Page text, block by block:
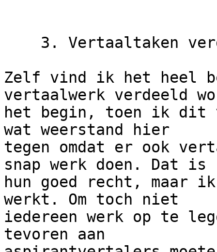
Zelf vind ik het heel
vertaalwerk verdeeld
het begin, toen ik dit
wat weerstand hier
tegen omdat er ook
snap werk doen. Dat is
hun goed recht, maar
werkt. Om toch niet
iedereen werk op te
tevoren aan